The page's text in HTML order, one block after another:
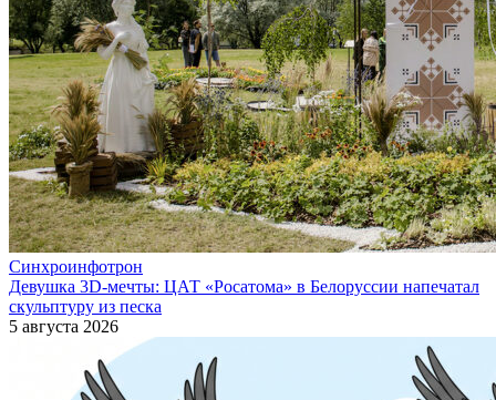
Синхроинфотрон
Девушка 3D-мечты: ЦАТ «Росатома» в Белоруссии напечатал
скульптуру из песка
5 августа 2026